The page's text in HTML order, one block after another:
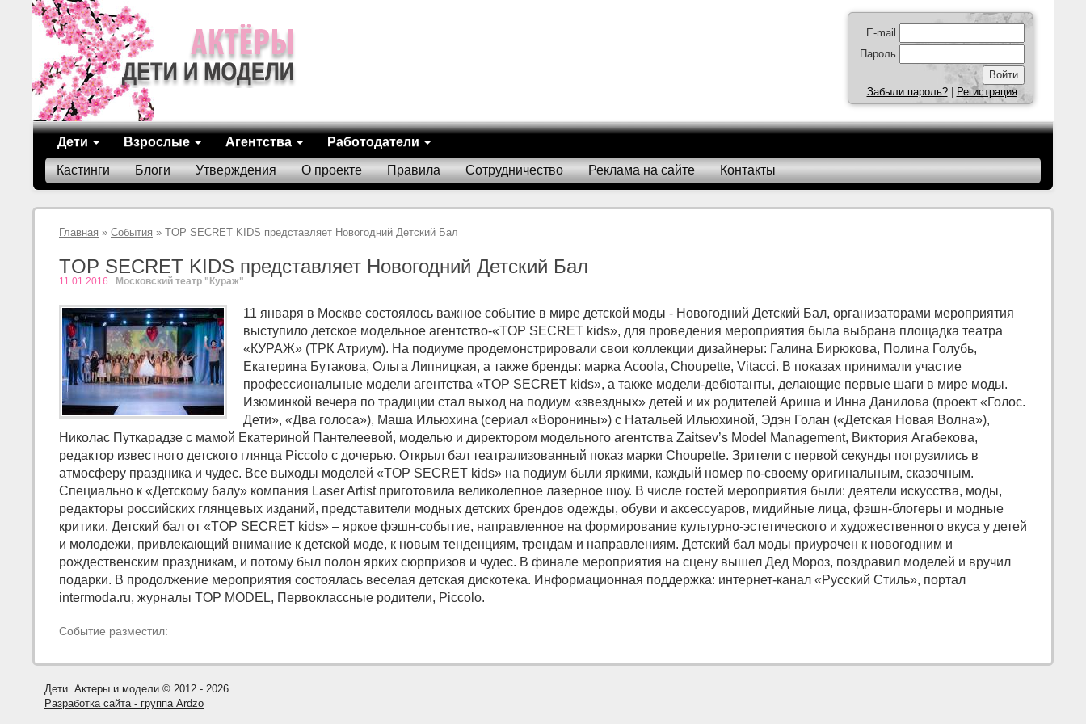
E-mail
Пароль
Забыли пароль?| Регистрация
Дети Взрослые Агентства Работодатели
Кастинги Блоги Утверждения О проекте Правила Сотрудничество Реклама на сайте Контакты
Главная » События » TOP SECRET KIDS представляет Новогодний Детский Бал
TOP SECRET KIDS представляет Новогодний Детский Бал
11.01.2016 Московский театр "Кураж"
11 января в Москве состоялось важное событие в мире детской моды - Новогодний Детский Бал, организаторами мероприятия
выступило детское модельное агентство-«TOP SECRET kids», для проведения мероприятия была выбрана площадка театра
«КУРАЖ» (ТРК Атриум). На подиуме продемонстрировали свои коллекции дизайнеры: Галина Бирюкова, Полина Голубь,
Екатерина Бутакова, Ольга Липницкая, а также бренды: марка Acoola, Choupette, Vitacci. В показах принимали участие
профессиональные модели агентства «TOP SECRET kids», а также модели-дебютанты, делающие первые шаги в мире моды.
Изюминкой вечера по традиции стал выход на подиум «звездных» детей и их родителей Ариша и Инна Данилова (проект «Голос.
Дети», «Два голоса»), Маша Ильюхина (сериал «Воронины») с Натальей Ильюхиной, Эдэн Голан («Детская Новая Волна»),
Николас Путкарадзе с мамой Екатериной Пантелеевой, моделью и директором модельного агентства Zaitsev’s Model Management, Виктория Агабекова,
редактор известного детского глянца Piccolo c дочерью. Открыл бал театрализованный показ марки Choupette. Зрители с первой секунды погрузились в
атмосферу праздника и чудес. Все выходы моделей «TOP SECRET kids» на подиум были яркими, каждый номер по-своему оригинальным, сказочным.
Специально к «Детскому балу» компания Laser Artist приготовила великолепное лазерное шоу. В числе гостей мероприятия были: деятели искусства, моды,
редакторы российских глянцевых изданий, представители модных детских брендов одежды, обуви и аксессуаров, мидийные лица, фэшн-блогеры и модные
критики. Детский бал от «TOP SECRET kids» – яркое фэшн-событие, направленное на формирование культурно-эстетического и художественного вкуса у детей
и молодежи, привлекающий внимание к детской моде, к новым тенденциям, трендам и направлениям. Детский бал моды приурочен к новогодним и
рождественским праздникам, и потому был полон ярких сюрпризов и чудес. В финале мероприятия на сцену вышел Дед Мороз, поздравил моделей и вручил
подарки. В продолжение мероприятия состоялась веселая детская дискотека. Информационная поддержка: интернет-канал «Русский Стиль», портал
intermoda.ru, журналы TOP MODEL, Первоклассные родители, Piccolo.
Событие разместил:
Дети. Актеры и модели © 2012 - 2026
Разработка сайта - группа Ardzo